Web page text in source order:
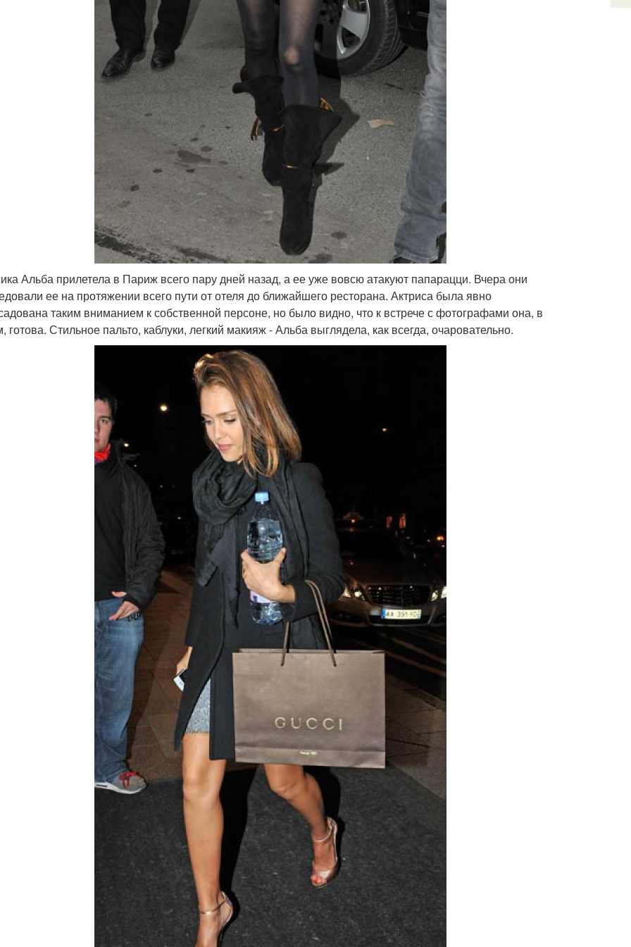
Альба прилетела в Париж всего пару дней назад, а ее уже вовсю атакуют папарацци. Вчера они
ее на протяжении всего пути от отеля до ближайшего ресторана. Актриса была явно
таким вниманием к собственной персоне, но было видно, что к встрече с фотографами она, в
готова. Стильное пальто, каблуки, легкий макияж - Альба выглядела, как всегда, очаровательно.